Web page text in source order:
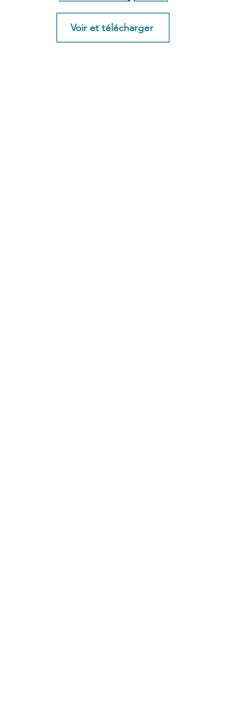
Voir et télécharger